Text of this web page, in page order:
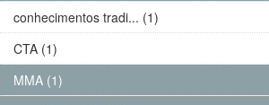
conhecimentos tradi... (1)
CTA (1)
MMA (1)